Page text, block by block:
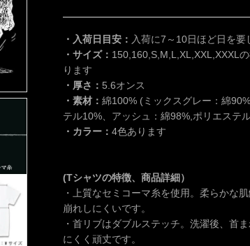
・入荷日目安： 入荷に7～10日ほど日を要
・サイズ： 150,160,S,M,L,XL,XXL,XXXL
ります
・厚さ： 5.6オンス
・素材： 綿100% (ミックスグレー：綿
テル10%、アッシュ：綿98%,ポリエステル
・カラー： 4色あります
(Tシャツの特徴、商品詳細）
・上質なセミコーマ糸を使用。柔らかな
崩れしにくいです。
・首リブはダブルステッチ。洗濯後、首
にくく頑丈です。